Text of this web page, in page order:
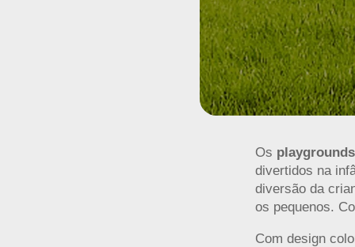
Os playgrounds
divertidos na
diversão da
os pequenos.
Com design